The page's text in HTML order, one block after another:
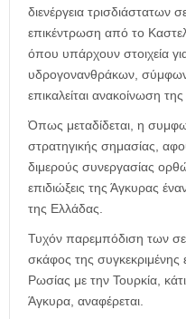
διενέργεια τρισδιάστατων
επικέντρωση από το
όπου υπάρχουν στοιχεία
υδρογονανθράκων,
επικαλείται ανακοίνωση της
Όπως μεταδίδεται, η
στρατηγικής σημασίας,
διμερούς συνεργασίας
επιδιώξεις της Άγκυρας
της Ελλάδας.
Τυχόν παρεμπόδιση των
σκάφος της συγκεκριμένης
Ρωσίας με την Τουρκία,
Άγκυρα, αναφέρεται.